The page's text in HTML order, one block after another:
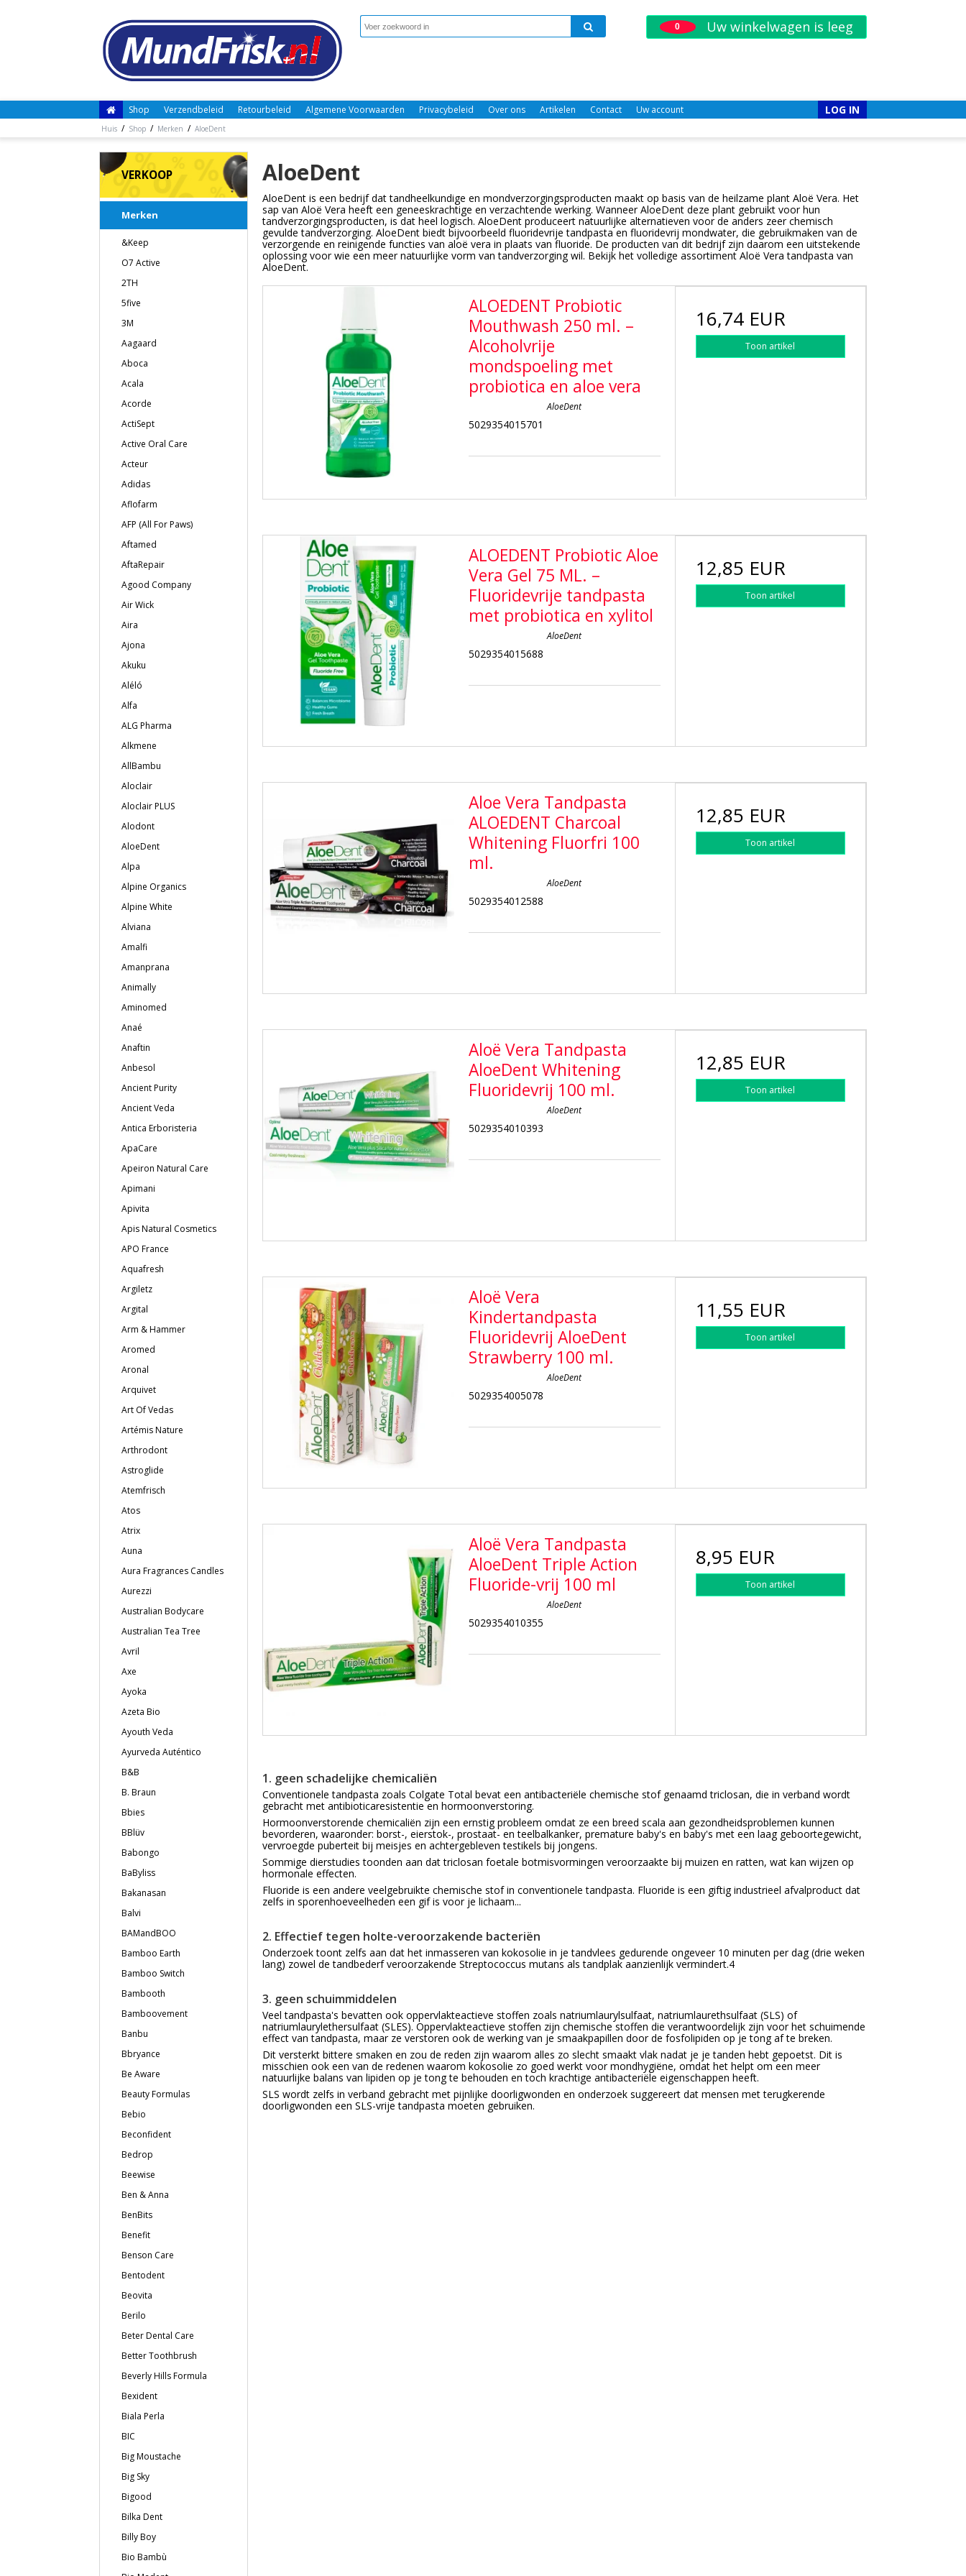
0 Uw winkelwagen is leeg
Shop Verzendbeleid Retourbeleid Algemene Voorwaarden Privacybeleid Over ons Artikelen Contact Uw account LOG IN
Huis / Shop / Merken / AloeDent
VERKOOP
Merken
&Keep
O7 Active
2TH
5five
3M
Aagaard
Aboca
Acala
Acorde
ActiSept
Active Oral Care
Acteur
Adidas
Aflofarm
AFP (All For Paws)
Aftamed
AftaRepair
Agood Company
Air Wick
Aira
Ajona
Akuku
Aléló
Alfa
ALG Pharma
Alkmene
AllBambu
Aloclair
Aloclair PLUS
Alodont
AloeDent
Alpa
Alpine Organics
Alpine White
Alviana
Amalfi
Amanprana
Animally
Aminomed
Anaé
Anaftin
Anbesol
Ancient Purity
Ancient Veda
Antica Erboristeria
ApaCare
Apeiron Natural Care
Apimani
Apivita
Apis Natural Cosmetics
APO France
Aquafresh
Argiletz
Argital
Arm & Hammer
Aromed
Aronal
Arquivet
Art Of Vedas
Artémis Nature
Arthrodont
Astroglide
Atemfrisch
Atos
Atrix
Auna
Aura Fragrances Candles
Aurezzi
Australian Bodycare
Australian Tea Tree
Avril
Axe
Ayoka
Azeta Bio
Ayouth Veda
Ayurveda Auténtico
B&B
B. Braun
Bbies
BBlüv
Babongo
BaByliss
Bakanasan
Balvi
BAMandBOO
Bamboo Earth
Bamboo Switch
Bambooth
Bamboovement
Banbu
Bbryance
Be Aware
Beauty Formulas
Bebio
Beconfident
Bedrop
Beewise
Ben & Anna
BenBits
Benefit
Benson Care
Bentodent
Beovita
Berilo
Beter Dental Care
Better Toothbrush
Beverly Hills Formula
Bexident
Biala Perla
BIC
Big Moustache
Big Sky
Bigood
Bilka Dent
Billy Boy
Bio Bambù
AloeDent
AloeDent is een bedrijf dat tandheelkundige en mondverzorgingsproducten maakt op basis van de heilzame plant Aloë Vera. Het
sap van Aloë Vera heeft een geneeskrachtige en verzachtende werking. Wanneer AloeDent deze plant gebruikt voor hun
tandverzorgingsproducten, is dat heel logisch. AloeDent produceert natuurlijke alternatieven voor de anders zeer chemisch
gevulde tandverzorging. AloeDent biedt bijvoorbeeld fluoridevrije tandpasta en fluoridevrij mondwater, die gebruikmaken van de
verzorgende en reinigende functies van aloë vera in plaats van fluoride. De producten van dit bedrijf zijn daarom een uitstekende
oplossing voor wie een meer natuurlijke vorm van tandverzorging wil. Bekijk het volledige assortiment Aloë Vera tandpasta van
AloeDent.
ALOEDENT Probiotic
Mouthwash 250 ml. –
Alcoholvrije
mondspoeling met
probiotica en aloe vera
AloeDent
5029354015701
16,74 EUR
Toon artikel
ALOEDENT Probiotic Aloe
Vera Gel 75 ML. –
Fluoridevrije tandpasta
met probiotica en xylitol
AloeDent
5029354015688
12,85 EUR
Toon artikel
Aloe Vera Tandpasta
ALOEDENT Charcoal
Whitening Fluorfri 100
ml.
AloeDent
5029354012588
12,85 EUR
Toon artikel
Aloë Vera Tandpasta
AloeDent Whitening
Fluoridevrij 100 ml.
AloeDent
5029354010393
12,85 EUR
Toon artikel
Aloë Vera
Kindertandpasta
Fluoridevrij AloeDent
Strawberry 100 ml.
AloeDent
5029354005078
11,55 EUR
Toon artikel
Aloë Vera Tandpasta
AloeDent Triple Action
Fluoride-vrij 100 ml
AloeDent
5029354010355
8,95 EUR
Toon artikel
1. geen schadelijke chemicaliën
Conventionele tandpasta zoals Colgate Total bevat een antibacteriële chemische stof genaamd triclosan, die in verband wordt
gebracht met antibioticaresistentie en hormoonverstoring.
Hormoonverstorende chemicaliën zijn een ernstig probleem omdat ze een breed scala aan gezondheidsproblemen kunnen
bevorderen, waaronder: borst-, eierstok-, prostaat- en teelbalkanker, premature baby's en baby's met een laag geboortegewicht,
vervroegde puberteit bij meisjes en achtergebleven testikels bij jongens.
Sommige dierstudies toonden aan dat triclosan foetale botmisvormingen veroorzaakte bij muizen en ratten, wat kan wijzen op
hormonale effecten.
Fluoride is een andere veelgebruikte chemische stof in conventionele tandpasta. Fluoride is een giftig industrieel afvalproduct dat
zelfs in sporenhoeveelheden een gif is voor je lichaam...
2. Effectief tegen holte-veroorzakende bacteriën
Onderzoek toont zelfs aan dat het inmasseren van kokosolie in je tandvlees gedurende ongeveer 10 minuten per dag (drie weken
lang) zowel de tandbederf veroorzakende Streptococcus mutans als tandplak aanzienlijk vermindert.4
3. geen schuimmiddelen
Veel tandpasta's bevatten ook oppervlakteactieve stoffen zoals natriumlaurylsulfaat, natriumlaurethsulfaat (SLS) of
natriumlaurylethersulfaat (SLES). Oppervlakteactieve stoffen zijn chemische stoffen die verantwoordelijk zijn voor het schuimende
effect van tandpasta, maar ze verstoren ook de werking van je smaakpapillen door de fosfolipiden op je tong af te breken.
Dit versterkt bittere smaken en zou de reden zijn waarom alles zo slecht smaakt vlak nadat je je tanden hebt gepoetst. Dit is
misschien ook een van de redenen waarom kokosolie zo goed werkt voor mondhygiëne, omdat het helpt om een meer
natuurlijke balans van lipiden op je tong te behouden en toch krachtige antibacteriële eigenschappen heeft.
SLS wordt zelfs in verband gebracht met pijnlijke doorligwonden en onderzoek suggereert dat mensen met terugkerende
doorligwonden een SLS-vrije tandpasta moeten gebruiken.